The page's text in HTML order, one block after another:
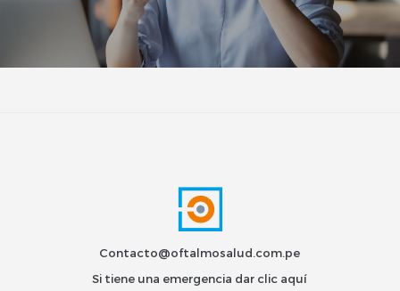
Contacto@oftalmosalud.com.pe
Si tiene una emergencia dar clic aquí